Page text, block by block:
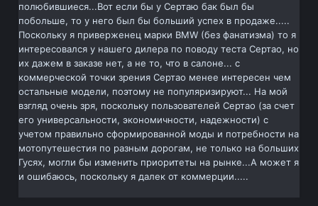
полюбившиеся...Вот если бы у Сертаю бак был бы
побольше, то у него был бы больший успех в продаже.....
Поскольку я приверженец марки BMW (без фанатизма) то я
интересовался у нашего дилера по поводу теста Сертао, но
их дажем в заказе нет, а не то, что в салоне... с
коммерческой точки зрения Сертао менее интересен чем
остальные модели, поэтому не популяризируют... На мой
взгляд очень зря, поскольку пользователей Сертао (за счет
его универсальности, экономичности, надежности) с
учетом правильно сформированной моды и потребности на
мотопутешестия по разным дорогам, не только на больших
Гусях, могли бы изменить приоритеты на рынке...А может я
и ошибаюсь, поскольку я далек от коммерции.....